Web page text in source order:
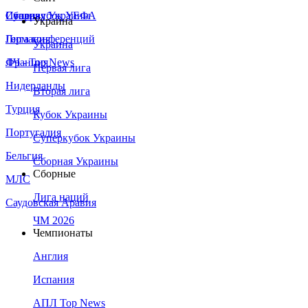
Сборная Украины
Италия
Германия
Франция
Нидерланды
Турция
Португалия
Бельгия
МЛС
Саудовская Аравия
Суперкубок УЕФА
Лига конференций
ЛЧ - Top News
Украина
Украина
Первая лига
Вторая лига
Кубок Украины
Суперкубок Украины
Сборная Украины
Сборные
Лига наций
ЧМ 2026
Чемпионаты
Англия
Испания
АПЛ Top News